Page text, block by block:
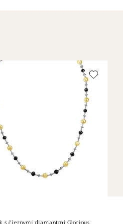
s čiernymi diamantmi Glorious